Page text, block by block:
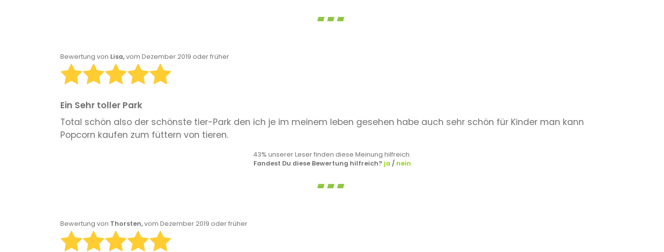
Bewertung von Lisa,vom Dezember 2019 oder früher
Ein Sehr toller Park
Total schön also der schönste tier-Park den ich je im meinem leben gesehen habe auch sehr schön für Kinder man kann
Popcorn kaufen zum füttern von tieren.
43% unserer Leser finden diese Meinung hilfreich.
Fandest Du diese Bewertung hilfreich? ja / nein
Bewertung von Thorsten,vom Dezember 2019 oder früher